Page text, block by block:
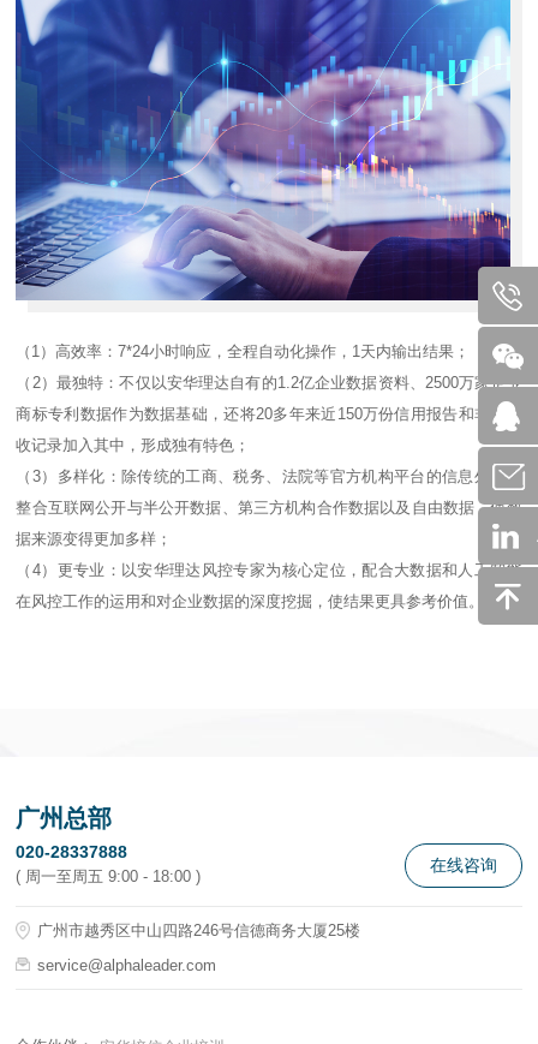
（1）高效率：7*24小时响应，全程自动化操作，1天内输出结果；
（2）最独特：不仅以安华理达自有的1.2亿企业数据资料、2500万家企业
商标专利数据作为数据基础，还将20多年来近150万份信用报告和非诉催
收记录加入其中，形成独有特色；
（3）多样化：除传统的工商、税务、法院等官方机构平台的信息外，还
整合互联网公开与半公开数据、第三方机构合作数据以及自由数据，使数
据来源变得更加多样；
（4）更专业：以安华理达风控专家为核心定位，配合大数据和人工智能
在风控工作的运用和对企业数据的深度挖掘，使结果更具参考价值。
广州总部
020-28337888
( 周一至周五 9:00 - 18:00 )
在线咨询
广州市越秀区中山四路246号信德商务大厦25楼
service@alphaleader.com